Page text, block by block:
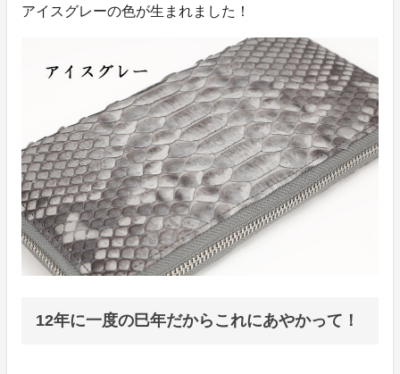
アイスグレーの色が生まれました！
12年に一度の巳年だからこれにあやかって！